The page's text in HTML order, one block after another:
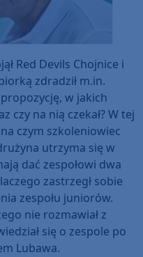
Red Devils Chojnice i
zdradził m.in.
w jakich
czy na nią czekał? W tej
czym szkoleniowiec
utrzyma się w
dać zespołowi dwa
zastrzegł sobie
zespołu juniorów.
nie rozmawiał z
się o zespole po
Lubawa.